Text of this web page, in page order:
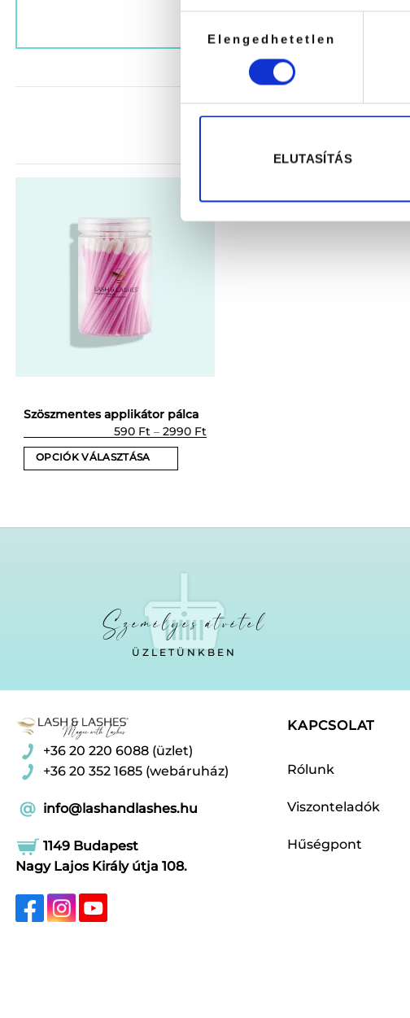
kiválasztása
Elengedhetetlen
ELUTASÍTÁS
Szöszmentes applikátor pálca
590 Ft – 2990 Ft
590 Ft
OPCIÓK VÁLASZTÁSA
Személyes átvétel
ÜZLETÜNKBEN
+36 20 220 6088 (üzlet)
+36 20 352 1685 (webáruház)
info@lashandlashes.hu
1149 Budapest
Nagy Lajos Király útja 108.
KAPCSOLAT
Rólunk
Viszonteladók
Hűségpont